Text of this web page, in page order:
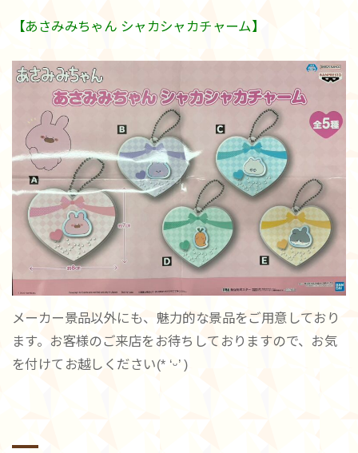
【あさみみちゃん シャカシャカチャーム】
メーカー景品以外にも、魅力的な景品をご用意しており
ます。お客様のご来店をお待ちしておりますので、お気
を付けてお越しください(* ‘ᵕ’ )